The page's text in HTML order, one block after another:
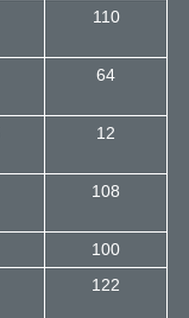
110
64
12
108
100
122